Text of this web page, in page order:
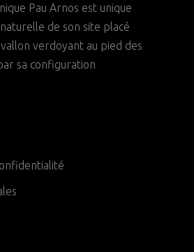
Pau Arnos est unique
de son site placé
vallon verdoyant au pied des
sa configuration